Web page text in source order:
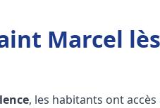
Marcel
, les habitants ont